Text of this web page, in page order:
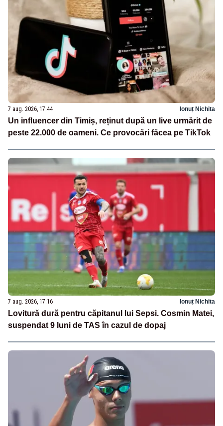
7 aug. 2026, 17:44 Ionuț Nichita
Un influencer din Timiș, reținut după un live urmărit de
peste 22.000 de oameni. Ce provocări făcea pe TikTok
7 aug. 2026, 17:16 Ionuț Nichita
Lovitură dură pentru căpitanul lui Sepsi. Cosmin Matei,
suspendat 9 luni de TAS în cazul de dopaj